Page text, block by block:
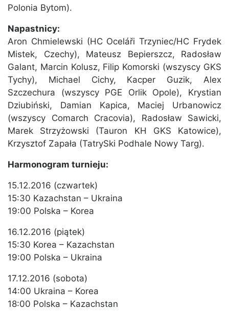
Polonia Bytom).
Napastnicy:
Aron Chmielewski (HC Oceláři Trzyniec/HC Frydek
Mistek, Czechy), Mateusz Bepierszcz, Radosław
Galant, Marcin Kolusz, Filip Komorski (wszyscy GKS
Tychy), Michael Cichy, Kacper Guzik, Alex
Szczechura (wszyscy PGE Orlik Opole), Krystian
Dziubiński, Damian Kapica, Maciej Urbanowicz
(wszyscy Comarch Cracovia), Radosław Sawicki,
Marek Strzyżowski (Tauron KH GKS Katowice),
Krzysztof Zapała (TatrySki Podhale Nowy Targ).
Harmonogram turnieju:
15.12.2016 (czwartek)
15:30 Kazachstan – Ukraina
19:00 Polska – Korea
16.12.2016 (piątek)
15:30 Korea – Kazachstan
19:00 Polska – Ukraina
17.12.2016 (sobota)
14:00 Ukraina – Korea
18:00 Polska – Kazachstan